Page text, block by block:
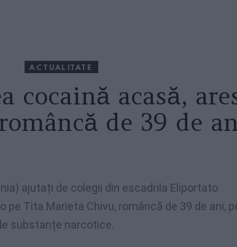
ACTUALITATE
cocaină acasă,
de 39 de
ajutați de colegii din escadrila Eliportato
​​pe Tita Marieta Chivu, româncă de 39 de ani,
substanțe narcotice.